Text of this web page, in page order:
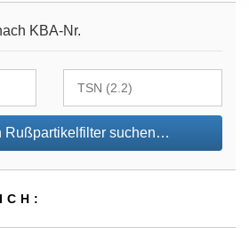
KBA-Nr.
Rußpartikelfilter suchen…